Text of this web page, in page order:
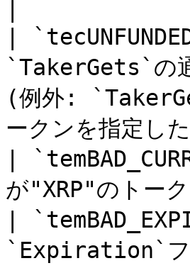
|
`TakerGets`の
(例外:
ークンを指定し
|
が"XRP"のトー
|
`Expiration`フ